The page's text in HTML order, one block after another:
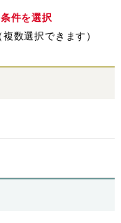
件を選択
数選択できます）